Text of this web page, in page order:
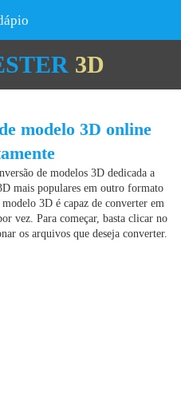
3D
modelo 3D online
de modelos 3D dedicada a
mais populares em outro formato
3D é capaz de converter em
vez. Para começar, basta clicar no
os arquivos que deseja converter.